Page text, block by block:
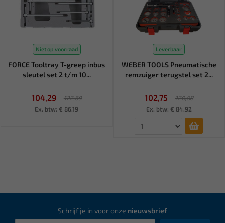
Niet op voorraad
FORCE Tooltray T-greep inbus
sleutel set 2 t/m 10...
104,29
122,69
Ex. btw: € 86,19
Leverbaar
WEBER TOOLS Pneumatische
remzuiger terugstel set 2...
102,75
120,88
Ex. btw: € 84,92
Schrijf je in voor onze nieuwsbrief